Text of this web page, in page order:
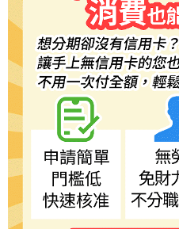
「AFTEE先享後付」，若未經同意申
４．使用「AFTEE先享後付」時，將
時審查核予不同之上限額度；若仍有
請求用戶進行身份認證。
５．嚴禁一人註冊多個帳號或使用他
恩沛科技股份有限公司將有權停止該